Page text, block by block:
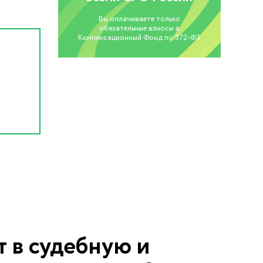
Вы оплачиваете только
обязательные взносы в
Компенсационный Фонд по 372-ФЗ
в судебную и